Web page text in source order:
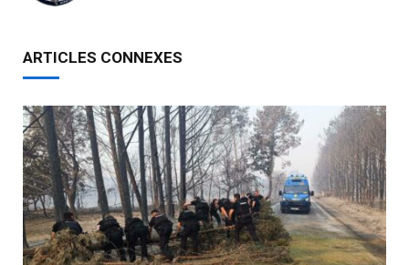
ARTICLES CONNEXES